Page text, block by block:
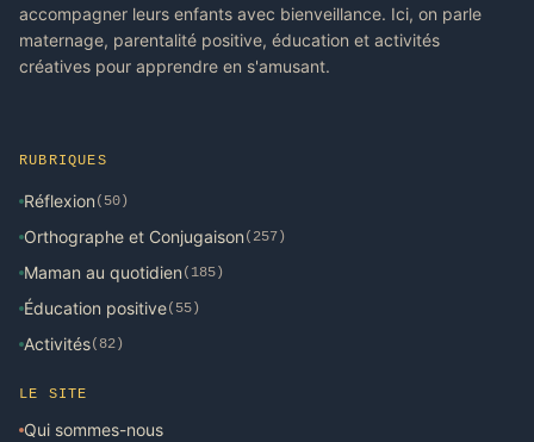
accompagner leurs enfants avec bienveillance. Ici, on parle
maternage, parentalité positive, éducation et activités
créatives pour apprendre en s'amusant.
RUBRIQUES
Réflexion (50)
Orthographe et Conjugaison (257)
Maman au quotidien (185)
Éducation positive(55)
Activités(82)
LE SITE
Qui sommes-nous